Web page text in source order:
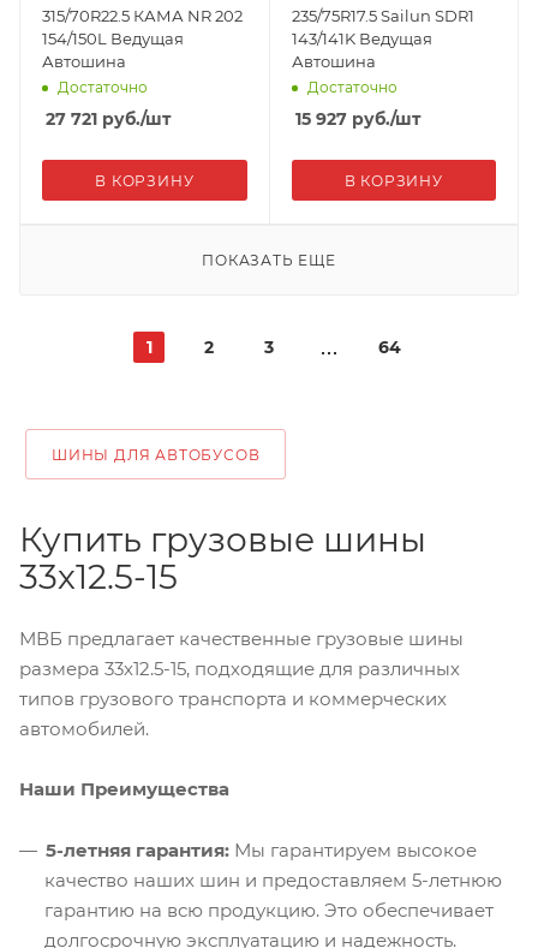
315/70R22.5 КАМА NR 202
154/150L Ведущая
Автошина
Достаточно
27 721 руб./шт
В КОРЗИНУ
235/75R17.5 Sailun SDR1
143/141K Ведущая
Автошина
Достаточно
15 927руб./шт
В КОРЗИНУ
ПОКАЗАТЬ ЕЩЕ
1 2 3 64
ШИНЫ ДЛЯ АВТОБУСОВ
Купить грузовые шины
33х12.5-15
МВБ предлагает качественные грузовые шины
размера 33х12.5-15, подходящие для различных
типов грузового транспорта и коммерческих
автомобилей.
Наши Преимущества
5-летняя гарантия: Мы гарантируем высокое
качество наших шин и предоставляем 5-летнюю
гарантию на всю продукцию. Это обеспечивает
долгосрочную эксплуатацию и надежность.